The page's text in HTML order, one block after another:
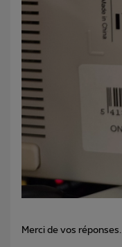
Merci de vos réponses.